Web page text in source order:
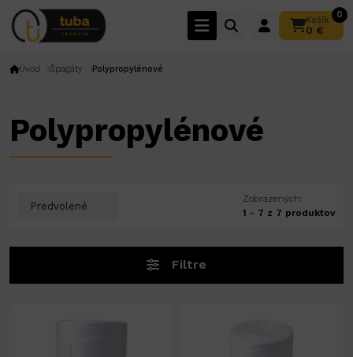
Košík
0
0 €
Úvod Špagáty Polypropylénové
Polypropylénové
Zobrazených:
1 - 7 z 7 produktov
Filtre